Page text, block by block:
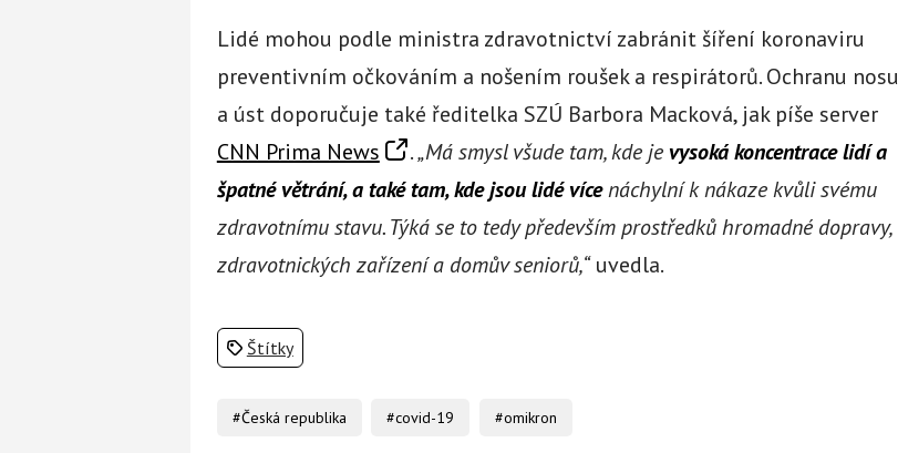
Lidé mohou podle ministra zdravotnictví zabránit šíření koronaviru
preventivním očkováním a nošením roušek a respirátorů. Ochranu nosu
a úst doporučuje také ředitelka SZÚ Barbora Macková, jak píše server
CNN Prima News
.„Má smysl všude tam, kde jevysoká koncentrace lidí a
špatné větrání, a také tam, kde jsou lidé vícenáchylní k nákaze kvůli svému
zdravotnímu stavu. Týká se to tedy především prostředků hromadné dopravy,
zdravotnických zařízení a domův seniorů,“uvedla.
Štítky
#Česká republika #covid-19 #omikron